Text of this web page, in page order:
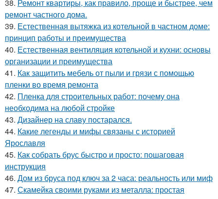
38. Ремонт квартиры, как правило, проще и быстрее, чем
ремонт частного дома.
39. Естественная вытяжка из котельной в частном доме:
принцип работы и преимущества
40. Естественная вентиляция котельной и кухни: основы
организации и преимущества
41. Как защитить мебель от пыли и грязи с помощью
пленки во время ремонта
42. Пленка для строительных работ: почему она
необходима на любой стройке
43. Дизайнер на славу постарался.
44. Какие легенды и мифы связаны с историей
Ярославля
45. Как собрать брус быстро и просто: пошаговая
инструкция
46. Дом из бруса под ключ за 2 часа: реальность или миф
47. Скамейка своими руками из металла: простая